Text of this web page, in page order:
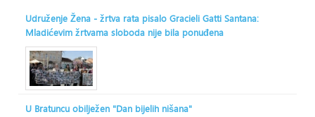
Udruženje Žena - žrtva rata pisalo Gracieli Gatti Santana:
Mladićevim žrtvama sloboda nije bila ponuđena
U Bratuncu obilježen "Dan bijelih nišana"